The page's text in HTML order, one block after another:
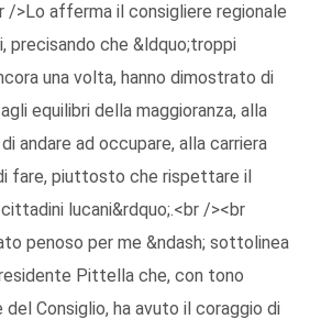
/>Lo afferma il consigliere regionale
precisando che &ldquo;troppi
una volta, hanno dimostrato di
equilibri della maggioranza, alla
andare ad occupare, alla carriera
fare, piuttosto che rispettare il
lucani&rdquo;.<br /><br
penoso per me &ndash; sottolinea
Pittella che, con tono
Consiglio, ha avuto il coraggio di